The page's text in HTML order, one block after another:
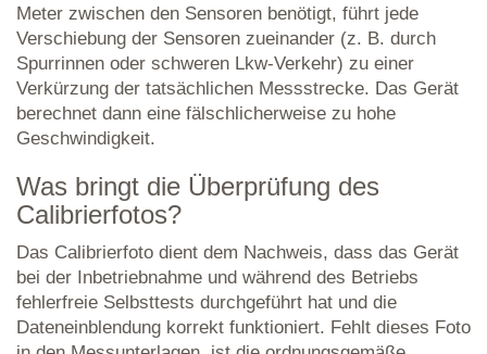
Meter zwischen den Sensoren benötigt, führt jede
Verschiebung der Sensoren zueinander (z. B. durch
Spurrinnen oder schweren Lkw-Verkehr) zu einer
Verkürzung der tatsächlichen Messstrecke. Das Gerät
berechnet dann eine fälschlicherweise zu hohe
Geschwindigkeit.
Was bringt die Überprüfung des
Calibrierfotos?
Das Calibrierfoto dient dem Nachweis, dass das Gerät
bei der Inbetriebnahme und während des Betriebs
fehlerfreie Selbsttests durchgeführt hat und die
Dateneinblendung korrekt funktioniert. Fehlt dieses Foto